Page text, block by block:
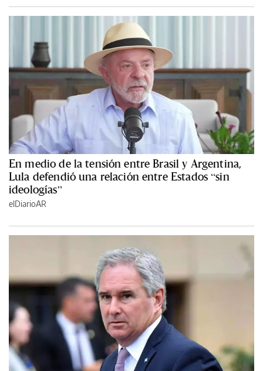
En medio de la tensión entre Brasil y Argentina,
Lula defendió una relación entre Estados “sin
ideologías”
elDiarioAR